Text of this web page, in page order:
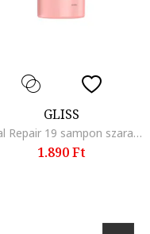
GLISS
Total Repair 19 sampon szaraz es serult hajra, 250 ml, Split Hair Miracle
1.890 Ft